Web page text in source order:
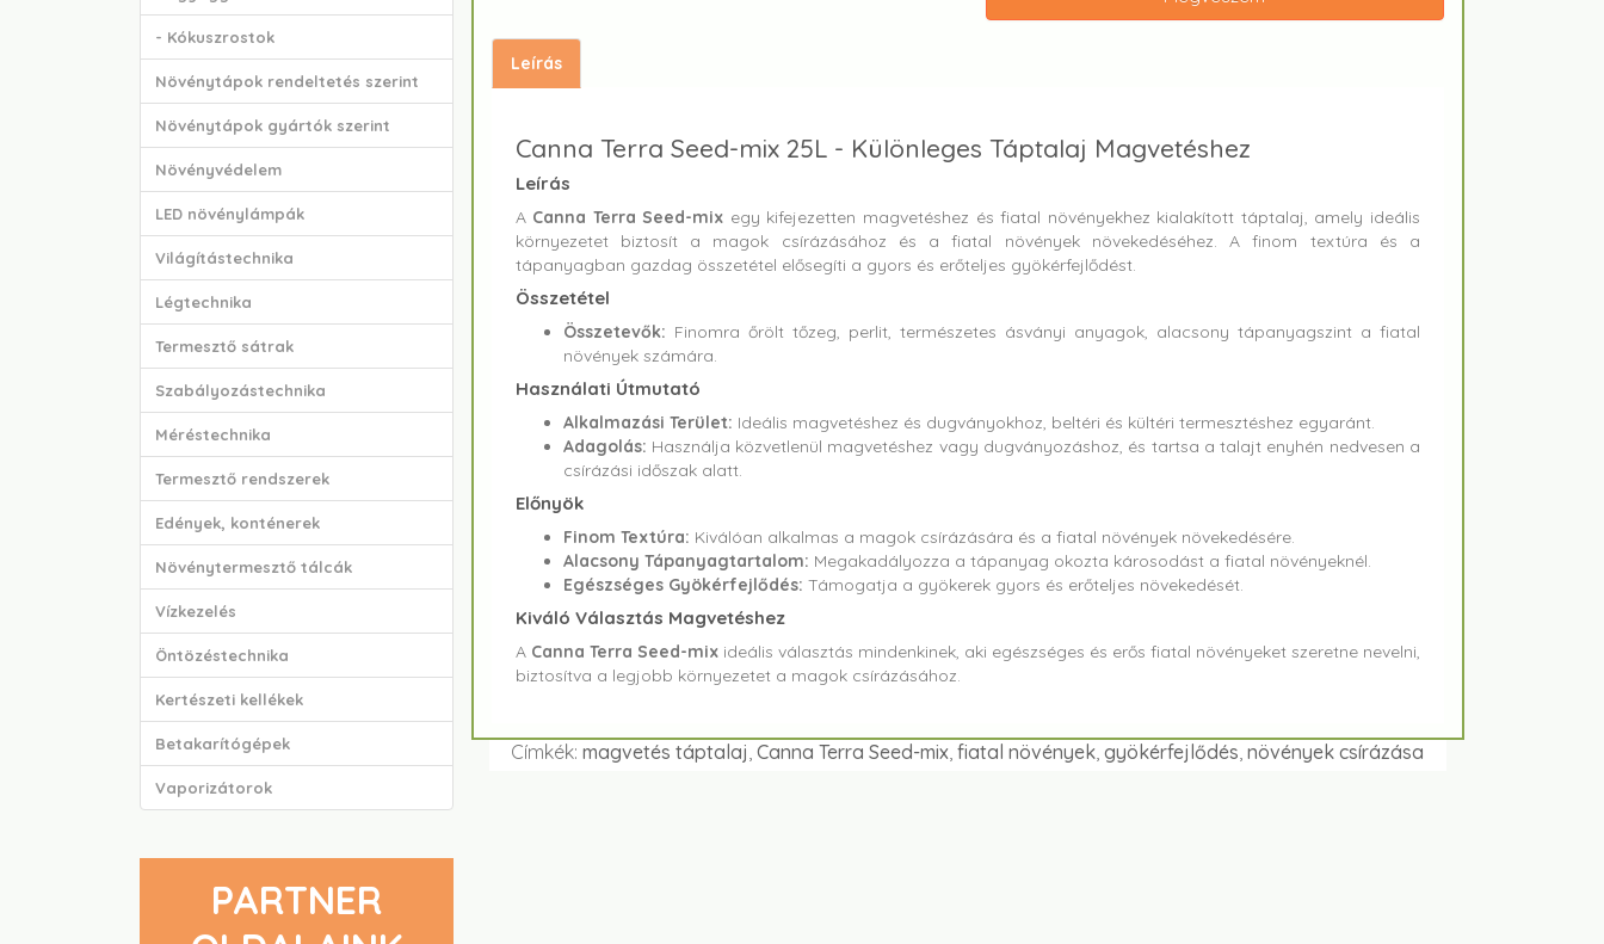
- Kókuszrostok
Növénytápok rendeltetés szerint
Növénytápok gyártók szerint
Növényvédelem
LED növénylámpák
Világítástechnika
Légtechnika
Termesztő sátrak
Szabályozástechnika
Méréstechnika
Termesztő rendszerek
Edények, konténerek
Növénytermesztő tálcák
Vízkezelés
Öntözéstechnika
Kertészeti kellékek
Betakarítógépek
Vaporizátorok
PARTNER
Leírás
Canna Terra Seed-mix 25L - Különleges Táptalaj Magvetéshez
Leírás
A Canna Terra Seed-mix egy kifejezetten magvetéshez és fiatal növényekhez kialakított táptalaj, amely ideális
környezetet biztosít a magok csírázásához és a fiatal növények növekedéséhez. A finom textúra és a
tápanyagban gazdag összetétel elősegíti a gyors és erőteljes gyökérfejlődést.
Összetétel
Összetevők: Finomra őrölt tőzeg, perlit, természetes ásványi anyagok, alacsony tápanyagszint a fiatal
növények számára.
Használati Útmutató
Alkalmazási Terület: Ideális magvetéshez és dugványokhoz, beltéri és kültéri termesztéshez egyaránt.
Adagolás: Használja közvetlenül magvetéshez vagy dugványozáshoz, és tartsa a talajt enyhén nedvesen a
csírázási időszak alatt.
Előnyök
Finom Textúra: Kiválóan alkalmas a magok csírázására és a fiatal növények növekedésére.
Alacsony Tápanyagtartalom: Megakadályozza a tápanyag okozta károsodást a fiatal növényeknél.
Egészséges Gyökérfejlődés: Támogatja a gyökerek gyors és erőteljes növekedését.
Kiváló Választás Magvetéshez
A Canna Terra Seed-mixideális választás mindenkinek, aki egészséges és erős fiatal növényeket szeretne nevelni,
biztosítva a legjobb környezetet a magok csírázásához.
Címkék:magvetés táptalaj,Canna Terra Seed-mix,fiatal növények,gyökérfejlődés,növények csírázása